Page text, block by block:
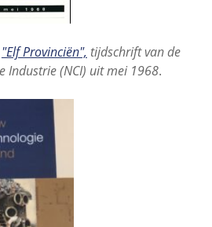
"Elf Provinciën", tijdschrift van de
Industrie (NCI) uit mei 1968.